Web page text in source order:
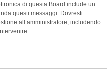
di questa Board include un
questi messaggi. Dovresti
all’amministratore, includendo